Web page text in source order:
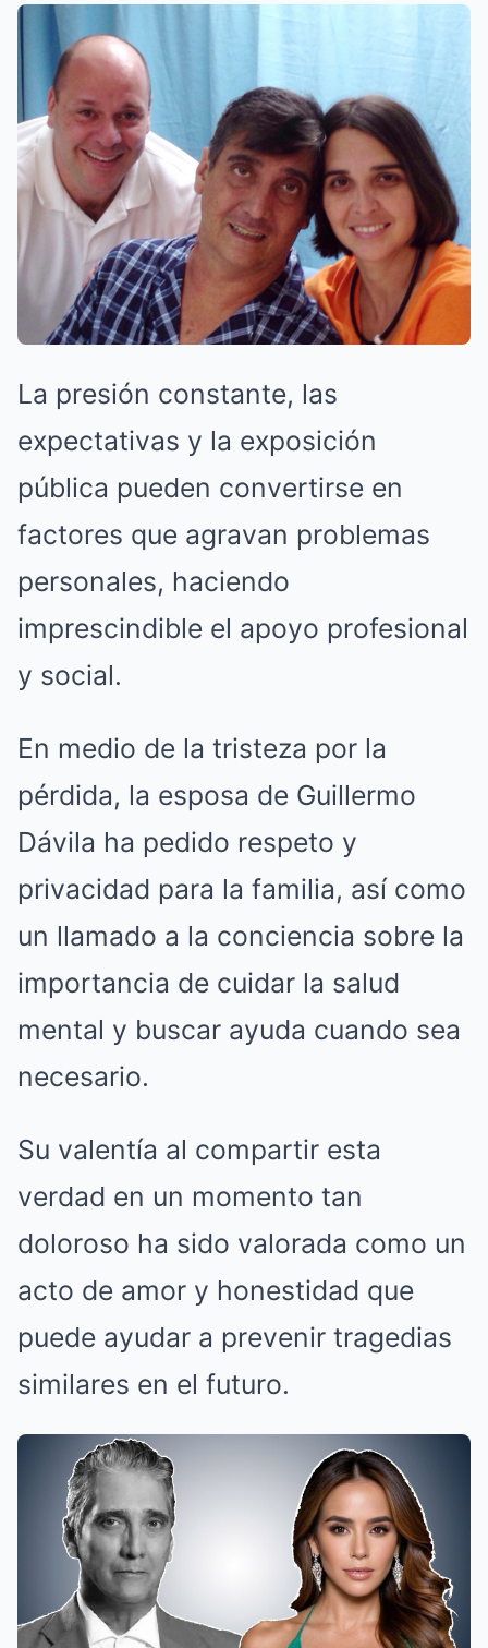
La presión constante, las
expectativas y la exposición
pública pueden convertirse en
factores que agravan problemas
personales, haciendo
imprescindible el apoyo profesional
y social.
En medio de la tristeza por la
pérdida, la esposa de Guillermo
Dávila ha pedido respeto y
privacidad para la familia, así como
un llamado a la conciencia sobre la
importancia de cuidar la salud
mental y buscar ayuda cuando sea
necesario.
Su valentía al compartir esta
verdad en un momento tan
doloroso ha sido valorada como un
acto de amor y honestidad que
puede ayudar a prevenir tragedias
similares en el futuro.